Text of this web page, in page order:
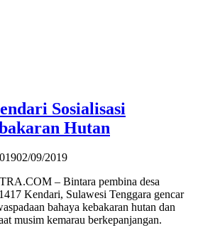
Sosialisasi
Hutan
02/09/2019by
– Bintara pembina desa
Kendari, Sulawesi Tenggara gencar
bahaya kebakaran hutan dan
musim kemarau berkepanjangan.